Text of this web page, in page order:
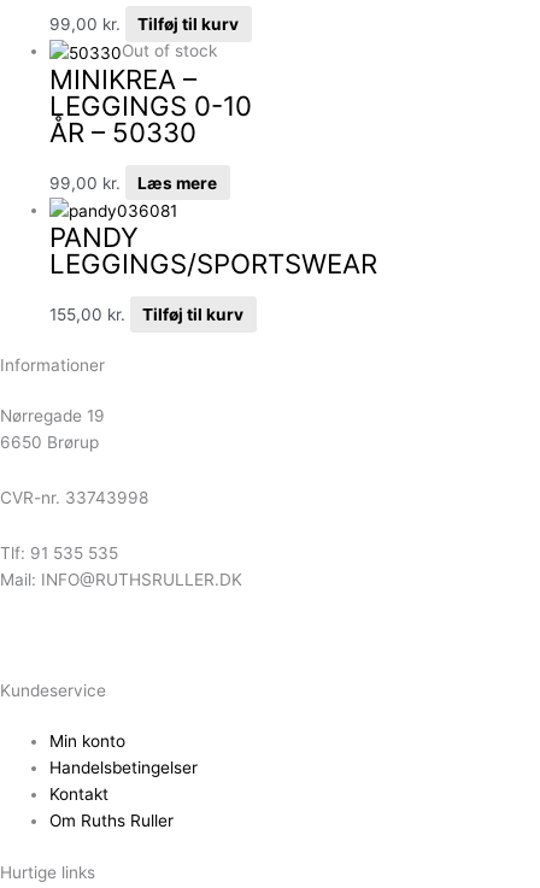
99,00 kr.
Tilføj til kurv
Out of stock
MINIKREA –
LEGGINGS 0-10
ÅR – 50330
99,00 kr. Læs mere
PANDY
LEGGINGS/SPORTSWEAR
155,00 kr. Tilføj til kurv
Informationer
Nørregade 19
6650 Brørup
CVR-nr. 33743998
Tlf: 91 535 535
Mail: INFO@RUTHSRULLER.DK
Kundeservice
Min konto
Handelsbetingelser
Kontakt
Om Ruths Ruller
Hurtige links